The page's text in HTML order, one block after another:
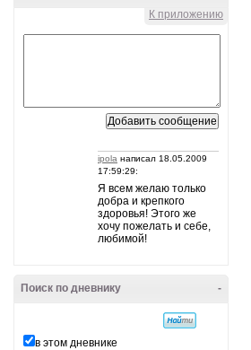
К приложению
ipola написал 18.05.2009
17:59:29:
Я всем желаю только
добра и крепкого
здоровья! Этого же
хочу пожелать и себе,
любимой!
-
Поиск по дневнику
в этом дневнике